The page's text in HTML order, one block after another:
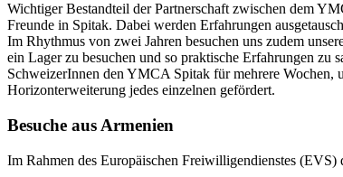
Wichtiger Bestandteil der Partnerschaft zwischen dem
Freunde in Spitak. Dabei werden Erfahrungen
Im Rhythmus von zwei Jahren besuchen uns zudem
ein Lager zu besuchen und so praktische Erfahrungen zu
SchweizerInnen den YMCA Spitak für mehrere Wochen,
Horizonterweiterung jedes einzelnen gefördert.
Besuche aus Armenien
Im Rahmen des Europäischen Freiwilligendienstes